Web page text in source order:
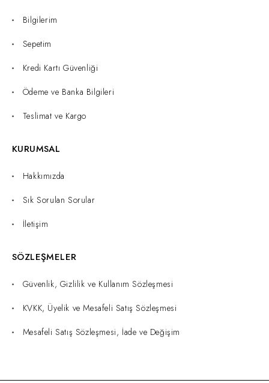
Bilgilerim
Sepetim
Kredi Kartı Güvenliği
Ödeme ve Banka Bilgileri
Teslimat ve Kargo
KURUMSAL
Hakkımızda
Sık Sorulan Sorular
İletişim
SÖZLEŞMELER
Güvenlik, Gizlilik ve Kullanım Sözleşmesi
KVKK, Üyelik ve Mesafeli Satış Sözleşmesi
Mesafeli Satış Sözleşmesi, İade ve Değişim